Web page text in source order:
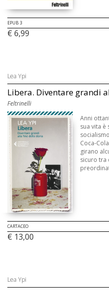
EPUB 3
€ 6,99
Lea Ypi
Libera. Diventare grandi
Feltrinelli
Anni
sua vita
Coca-
girano
sicuro tra
CARTACEO
€ 13,00
Lea Ypi